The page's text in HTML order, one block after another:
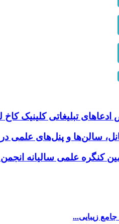
تبلیغاتی کلینیک کاخ
سالن‌ها و پنل‌های علمی
کنگره علمی سالیانه
زیبایی...